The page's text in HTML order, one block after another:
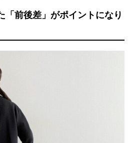
「前後差」がポイントになり